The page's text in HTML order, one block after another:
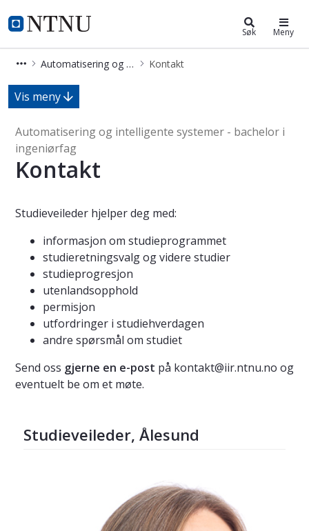
NTNU Hjemmeside
Automatisering og intelligente
Søk Meny
Automatisering og intelligente systemer - bachelor i ingeniørfag Kontakt
Kontakt - Automatisering og
Vis meny
Automatisering og intelligente systemer - bachelor i
ingeniørfag
Kontakt
Studieveileder hjelper deg med:
informasjon om studieprogrammet
studieretningsvalg og videre studier
studieprogresjon
utenlandsopphold
permisjon
utfordringer i studiehverdagen
andre spørsmål om studiet
Send oss gjerne en e-post på kontakt@iir.ntnu.no og
eventuelt be om et møte.
Studieveileder, Ålesund